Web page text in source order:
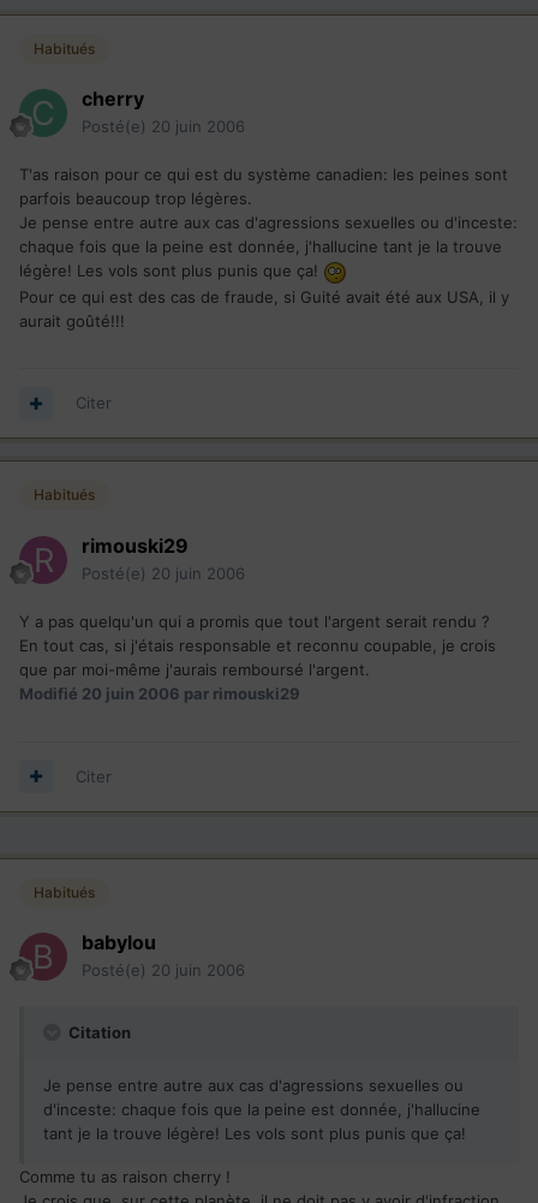
Habitués
cherry
Posté(e) 20 juin 2006
T'as raison pour ce qui est du système canadien: les peines sont
parfois beaucoup trop légères.
Je pense entre autre aux cas d'agressions sexuelles ou d'inceste:
chaque fois que la peine est donnée, j'hallucine tant je la trouve
légère! Les vols sont plus punis que ça!
Pour ce qui est des cas de fraude, si Guité avait été aux USA, il y
aurait goûté!!!
Citer
Habitués
rimouski29
Posté(e) 20 juin 2006
Y a pas quelqu'un qui a promis que tout l'argent serait rendu ?
En tout cas, si j'étais responsable et reconnu coupable, je crois
que par moi-même j'aurais remboursé l'argent.
Modifié 20 juin 2006 par rimouski29
Citer
Habitués
babylou
Posté(e) 20 juin 2006
Citation
Je pense entre autre aux cas d'agressions sexuelles ou
d'inceste: chaque fois que la peine est donnée, j'hallucine
tant je la trouve légère! Les vols sont plus punis que ça!
Comme tu as raison cherry !